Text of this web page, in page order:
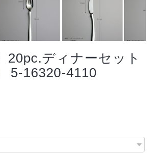
20pc.ディナーセット
5-16320-4110